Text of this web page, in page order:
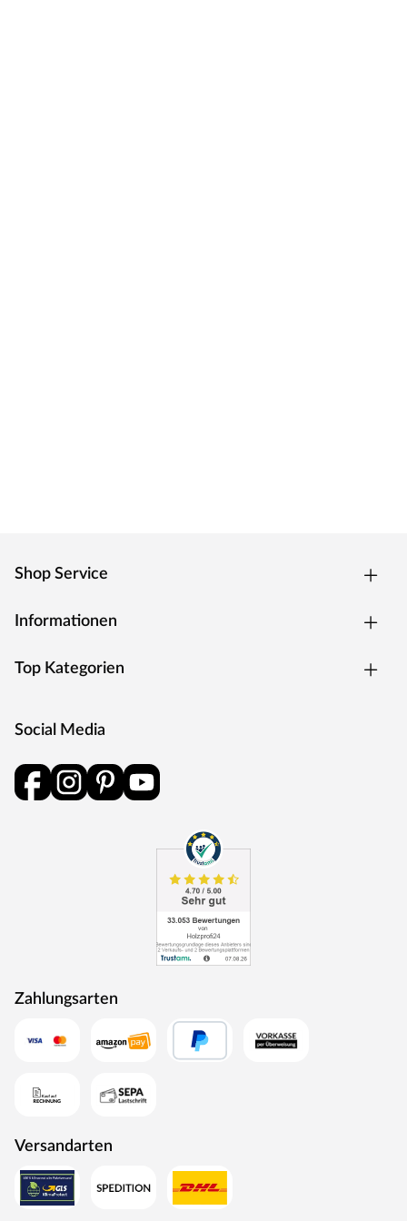
Shop Service
Informationen
Top Kategorien
Social Media
Zahlungsarten
Versandarten